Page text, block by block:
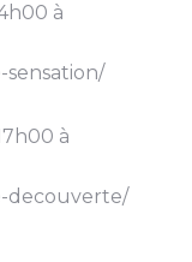
à
à
decouverte/